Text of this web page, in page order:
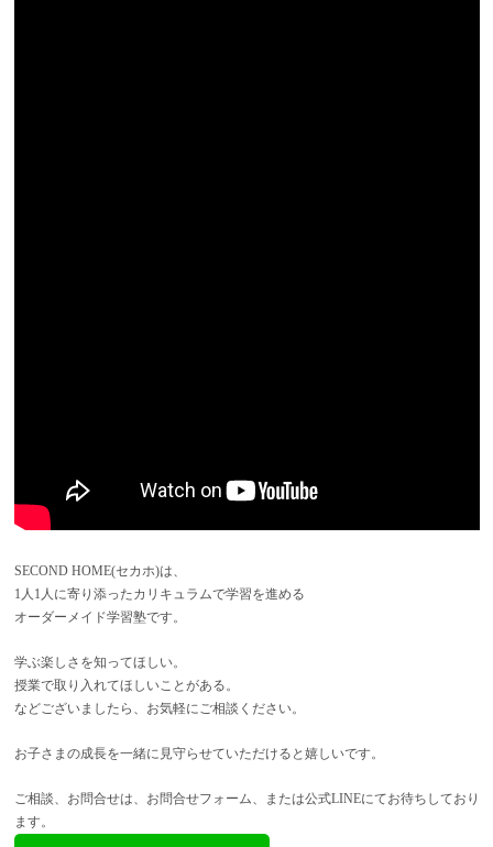
SECOND HOME(セカホ)は、
1人1人に寄り添ったカリキュラムで学習を進める
オーダーメイド学習塾です。
学ぶ楽しさを知ってほしい。
授業で取り入れてほしいことがある。
などございましたら、お気軽にご相談ください。
お子さまの成長を一緒に見守らせていただけると嬉しいです。
ご相談、お問合せは、お問合せフォーム、または公式LINEにてお待ちしており
ます。